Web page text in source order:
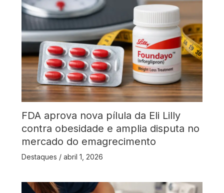
FDA aprova nova pílula da Eli Lilly
contra obesidade e amplia disputa no
mercado do emagrecimento
Destaques / abril 1, 2026